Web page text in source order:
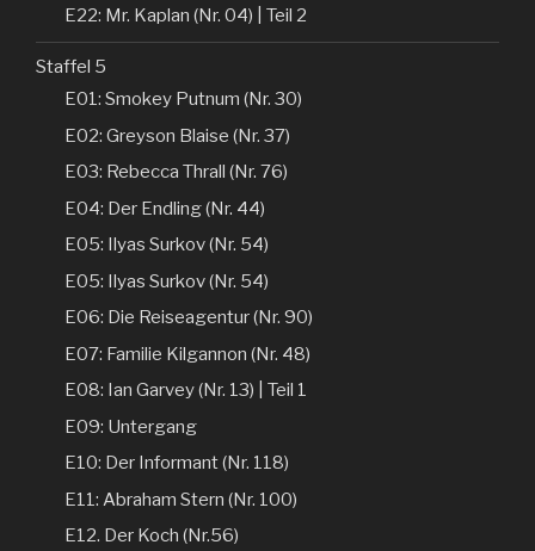
E22: Mr. Kaplan (Nr. 04) | Teil 2
Staffel 5
E01: Smokey Putnum (Nr. 30)
E02: Greyson Blaise (Nr. 37)
E03: Rebecca Thrall (Nr. 76)
E04: Der Endling (Nr. 44)
E05: Ilyas Surkov (Nr. 54)
E05: Ilyas Surkov (Nr. 54)
E06: Die Reiseagentur (Nr. 90)
E07: Familie Kilgannon (Nr. 48)
E08: Ian Garvey (Nr. 13) | Teil 1
E09: Untergang
E10: Der Informant (Nr. 118)
E11: Abraham Stern (Nr. 100)
E12. Der Koch (Nr.56)